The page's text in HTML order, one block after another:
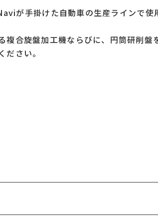
が手掛けた自動車の生産ラインで使
合旋盤加工機ならびに、円筒研削
さい。